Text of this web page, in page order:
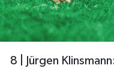
8 | Jürgen